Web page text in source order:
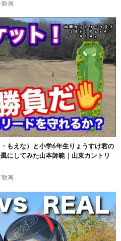
動画
もえな）と小学6年生りょうすけ君の
にしてみた山本師範｜山東カントリ
動画